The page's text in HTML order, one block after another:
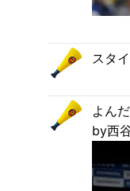
スタ
よん
by西